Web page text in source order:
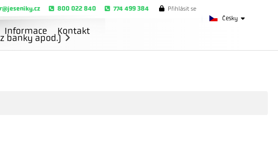
Česky
800 022 840 774 499 384 Přihlásit se
Informace Kontakt
banky apod.)